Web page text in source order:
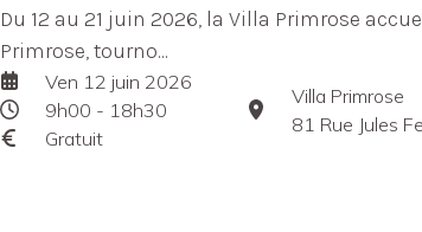
Du 12 au 21 juin 2026, la Villa Primrose
Primrose, tourno...
Ven 12 juin 2026
9h00 - 18h30
Gratuit
Villa Primrose
81 Rue Jules